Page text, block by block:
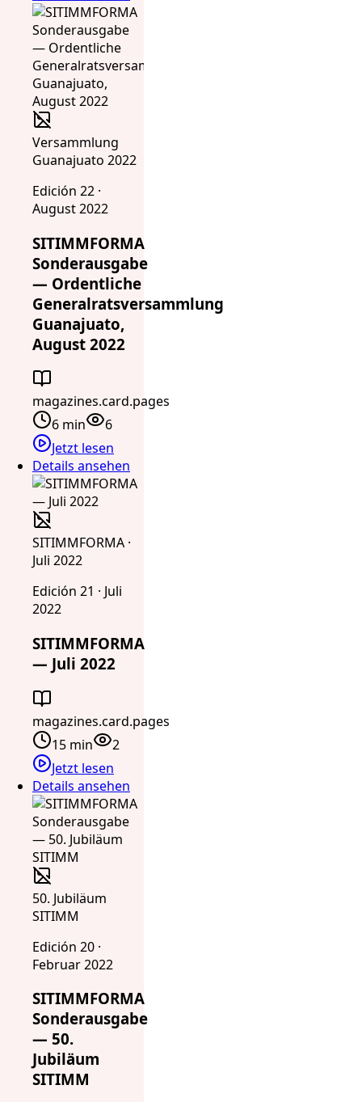
Versammlung
Guanajuato 2022
Edición 22 ·
August 2022
SITIMMFORMA
Sonderausgabe
— Ordentliche
Generalratsversammlung
Guanajuato,
August 2022
magazines.card.pages
6 min
6
Jetzt lesen
Details ansehen
SITIMMFORMA ·
Juli 2022
Edición 21 · Juli
2022
SITIMMFORMA
— Juli 2022
magazines.card.pages
15 min
2
Jetzt lesen
Details ansehen
50. Jubiläum
SITIMM
Edición 20 ·
Februar 2022
SITIMMFORMA
Sonderausgabe
— 50.
Jubiläum
SITIMM